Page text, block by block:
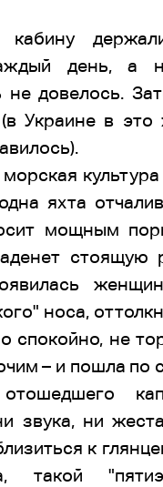
кабину
день, а
не довелось.
(в Украине в
яхта
мощным
стоящую
носа,
спокойно, не
– и пошла по
отошедшего
звука, ни
к
такой